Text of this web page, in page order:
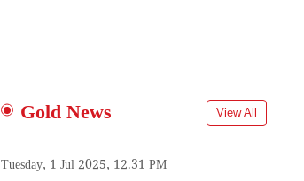
Gold News View All
Tuesday, 1 Jul 2025, 12.31 PM